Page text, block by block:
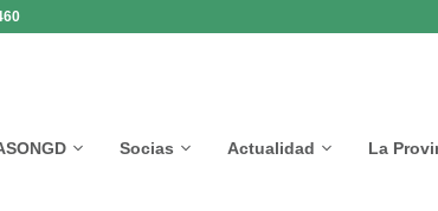
Socias Actualidad La